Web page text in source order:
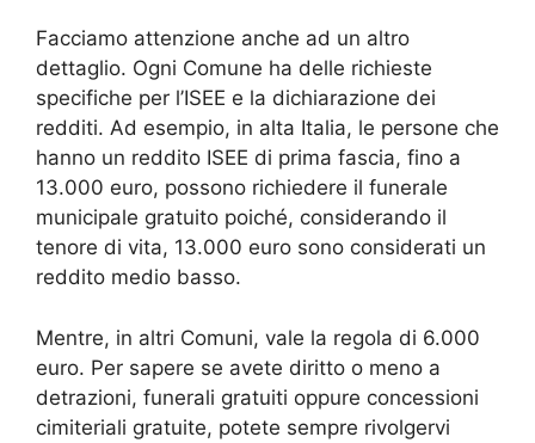
Facciamo attenzione anche ad un altro
dettaglio. Ogni Comune ha delle richieste
specifiche per l’ISEE e la dichiarazione dei
redditi. Ad esempio, in alta Italia, le persone che
hanno un reddito ISEE di prima fascia, fino a
13.000 euro, possono richiedere il funerale
municipale gratuito poiché, considerando il
tenore di vita, 13.000 euro sono considerati un
reddito medio basso.
Mentre, in altri Comuni, vale la regola di 6.000
euro. Per sapere se avete diritto o meno a
detrazioni, funerali gratuiti oppure concessioni
cimiteriali gratuite, potete sempre rivolgervi